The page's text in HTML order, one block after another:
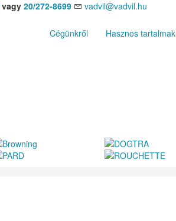
vagy 20/272-8699 vadvil@vadvil.hu
Cégünkről Hasznos tartalmak